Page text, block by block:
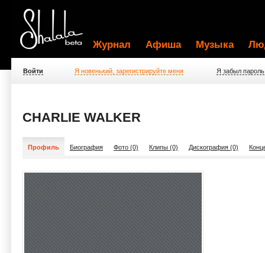
Журнал Афиша Музыка
Войти Я новенький, зарегистрируйте меня Я забыл пароль
CHARLIE WALKER
Профиль Биография Фото (0) Клипы (0) Дискография (0)